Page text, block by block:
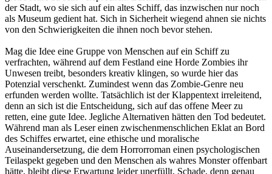
der Stadt, wo sie sich auf ein altes Schiff, das inzwischen nur noch
als Museum gedient hat. Sich in Sicherheit wiegend ahnen sie nichts
von den Schwierigkeiten die ihnen noch bevor stehen.
Mag die Idee eine Gruppe von Menschen auf ein Schiff zu
verfrachten, während auf dem Festland eine Horde Zombies ihr
Unwesen treibt, besonders kreativ klingen, so wurde hier das
Potenzial verschenkt. Zumindest wenn das Zombie-Genre neu
erfunden werden wollte. Tatsächlich ist der Klappentext irreleitend,
denn an sich ist die Entscheidung, sich auf das offene Meer zu
retten, eine gute Idee. Jegliche Alternativen hätten den Tod bedeutet.
Während man als Leser einen zwischenmenschlichen Eklat an Bord
des Schiffes erwartet, eine ethische und moralische
Auseinandersetzung, die dem Horrorroman einen psychologischen
Teilaspekt gegeben und den Menschen als wahres Monster offenbart
hätte, bleibt diese Erwartung leider unerfüllt. Schade, denn genau